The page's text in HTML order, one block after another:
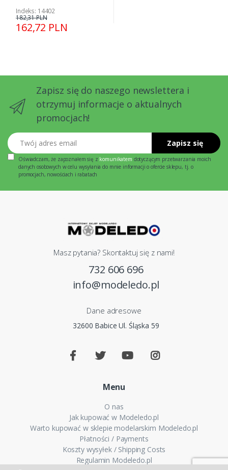
Indeks: 14402
162,72 PLN
182,31 PLN
Zapisz się do naszego newslettera i
otrzymuj informacje o aktualnych
promocjach!
Twój adres email
Zapisz się
Oświadczam, że zapoznałem się z komunikatem dotyczącym przetwarzania moich
danych osobowych w celu wysyłania do mnie informacji o ofercie sklepu, tj. o
promocjach, nowościach i rabatach
Masz pytania? Skontaktuj się z nami!
732 606 696
info@modeledo.pl
Dane adresowe
32600 Babice Ul. Śląska 59
Menu
O nas
Jak kupować w Modeledo.pl
Warto kupować w sklepie modelarskim Modeledo.pl
Płatności / Payments
Koszty wysyłek / Shipping Costs
Regulamin Modeledo.pl